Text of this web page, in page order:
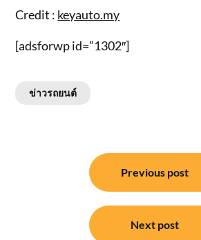
Credit : keyauto.my
[adsforwp id=”1302″]
ข่าวรถยนต์
Previous post
Next post